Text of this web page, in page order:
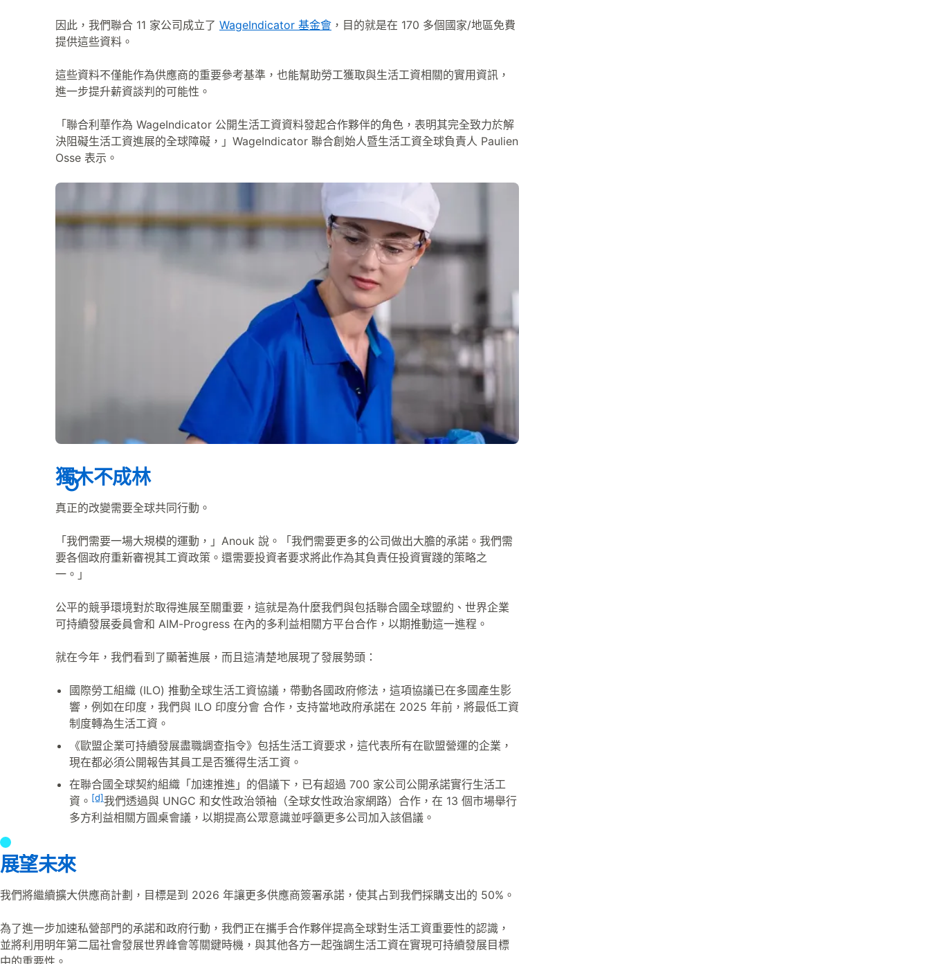
因此，我們聯合 11 家公司成立了 WageIndicator 基金會 ，目的就是在 170 多個國家/地區免費
提供這些資料。
這些資料不僅能作為供應商的重要參考基準，也能幫助勞工獲取與生活工資相關的實用資訊，
進一步提升薪資談判的可能性。
「聯合利華作為 WageIndicator 公開生活工資資料發起合作夥伴的角色，表明其完全致力於解
決阻礙生活工資進展的全球障礙，」WageIndicator 聯合創始人暨生活工資全球負責人 Paulien
Osse 表示。
獨木不成林
真正的改變需要全球共同行動。
「我們需要一場大規模的運動，」Anouk 說。「我們需要更多的公司做出大膽的承諾。我們需
要各個政府重新審視其工資政策。還需要投資者要求將此作為其負責任投資實踐的策略之
一。」
公平的競爭環境對於取得進展至關重要，這就是為什麼我們與包括聯合國全球盟約、世界企業
可持續發展委員會和 AIM-Progress 在內的多利益相關方平台合作，以期推動這一進程。
就在今年，我們看到了顯著進展，而且這清楚地展現了發展勢頭：
國際勞工組織 (ILO) 推動全球生活工資協議，帶動各國政府修法，這項協議已在多國產生影
響，例如在印度，我們與 ILO 印度分會 合作，支持當地政府承諾在 2025 年前，將最低工資
制度轉為生活工資。
《歐盟企業可持續發展盡職調查指令》包括生活工資要求，這代表所有在歐盟營運的企業，
現在都必須公開報告其員工是否獲得生活工資。
在聯合國全球契約組織「加速推進」的倡議下，已有超過 700 家公司公開承諾實行生活工
資。 [d]我們透過與 UNGC 和女性政治領袖（全球女性政治家網路）合作，在 13 個市場舉行
多方利益相關方圓桌會議，以期提高公眾意識並呼籲更多公司加入該倡議。
展望未來
我們將繼續擴大供應商計劃，目標是到 2026 年讓更多供應商簽署承諾，使其占到我們採購支出的 50%。
為了進一步加速私營部門的承諾和政府行動，我們正在攜手合作夥伴提高全球對生活工資重要性的認識，
並將利用明年第二屆社會發展世界峰會等關鍵時機，與其他各方一起強調生活工資在實現可持續發展目標
中的重要性。